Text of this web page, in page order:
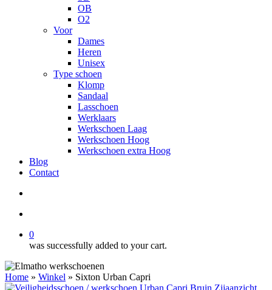
OB
O2
Voor
Dames
Heren
Unisex
Type schoen
Klomp
Sandaal
Lasschoen
Werklaars
Werkschoen Laag
Werkschoen Hoog
Werkschoen extra Hoog
Blog
Contact
0
was successfully added to your cart.
Home » Winkel » Sixton Urban Capri